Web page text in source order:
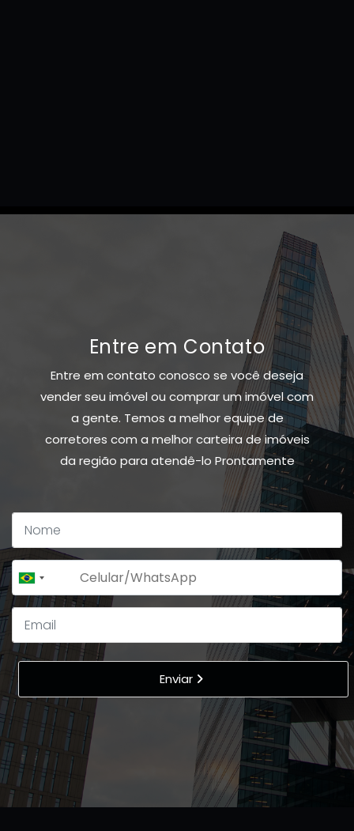
Entre em Contato
Entre em contato conosco se você deseja
vender seu imóvel ou comprar um imóvel com
a gente. Temos a melhor equipe de
corretores com a melhor carteira de imóveis
da região para atendê-lo Prontamente
Brazil
+55
Enviar